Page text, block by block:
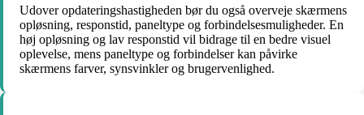
Udover opdateringshastigheden bør du også overveje skærmens
opløsning, responstid, paneltype og forbindelsesmuligheder. En
høj opløsning og lav responstid vil bidrage til en bedre visuel
oplevelse, mens paneltype og forbindelser kan påvirke
skærmens farver, synsvinkler og brugervenlighed.